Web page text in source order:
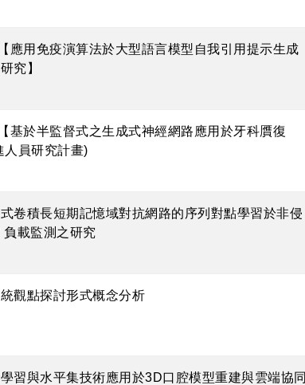
應用免疫演算法於大型語言模型自我引用提示生成
究】
基於半監督式之生成式神經網路應用於牙科贋復
人員研究計畫)
卷積長短期記憶域對抗網路的序列對點學習於非侵
負載監測之研究
觀點探討形式概念分析
習與水平集技術應用於3D口腔模型重建與雲端協同